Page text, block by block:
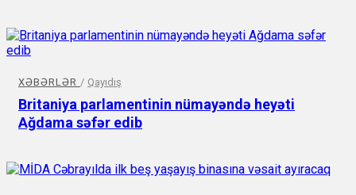
XƏBƏRLƏR / Qayıdış
Britaniya parlamentinin nümayəndə heyəti
Ağdama səfər edib